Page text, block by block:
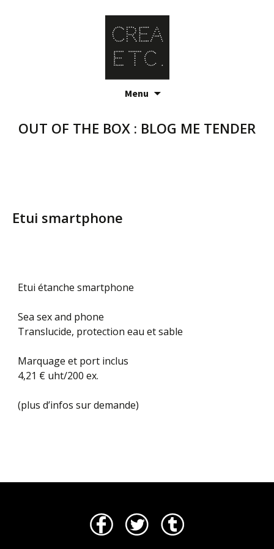
Menu
OUT OF THE BOX : BLOG ME TENDER
Etui smartphone
Etui étanche smartphone
Sea sex and phone
Translucide, protection eau et sable
Marquage et port inclus
4,21 € uht/200 ex.
(plus d’infos sur demande)